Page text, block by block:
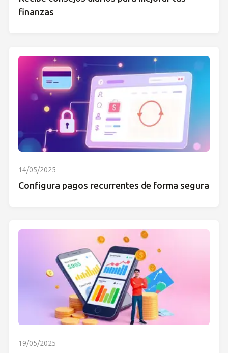
finanzas
14/05/2025
Configura pagos recurrentes de forma segura
19/05/2025